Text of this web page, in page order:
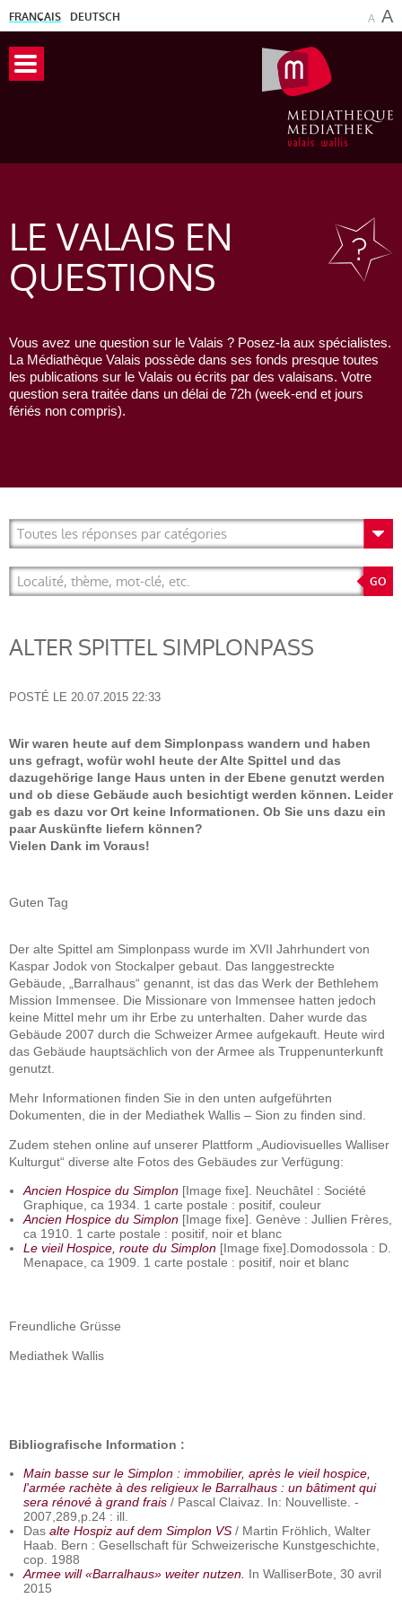
FRANÇAIS DEUTSCH A A
LE VALAIS EN
QUESTIONS
Vous avez une question sur le Valais ? Posez-la aux spécialistes.
La Médiathèque Valais possède dans ses fonds presque toutes
les publications sur le Valais ou écrits par des valaisans. Votre
question sera traitée dans un délai de 72h (week-end et jours
fériés non compris).
ALTER SPITTEL SIMPLONPASS
POSTÉ LE 20.07.2015 22:33
Wir waren heute auf dem Simplonpass wandern und haben
uns gefragt, wofür wohl heute der Alte Spittel und das
dazugehörige lange Haus unten in der Ebene genutzt werden
und ob diese Gebäude auch besichtigt werden können. Leider
gab es dazu vor Ort keine Informationen. Ob Sie uns dazu ein
paar Auskünfte liefern können?
Vielen Dank im Voraus!
Guten Tag
Der alte Spittel am Simplonpass wurde im XVII Jahrhundert von
Kaspar Jodok von Stockalper gebaut. Das langgestreckte
Gebäude, „Barralhaus“ genannt, ist das das Werk der Bethlehem
Mission Immensee. Die Missionare von Immensee hatten jedoch
keine Mittel mehr um ihr Erbe zu unterhalten. Daher wurde das
Gebäude 2007 durch die Schweizer Armee aufgekauft. Heute wird
das Gebäude hauptsächlich von der Armee als Truppenunterkunft
genutzt.
Mehr Informationen finden Sie in den unten aufgeführten
Dokumenten, die in der Mediathek Wallis – Sion zu finden sind.
Zudem stehen online auf unserer Plattform „Audiovisuelles Walliser
Kulturgut“ diverse alte Fotos des Gebäudes zur Verfügung:
Ancien Hospice du Simplon [Image fixe]. Neuchâtel : Société
Graphique, ca 1934. 1 carte postale : positif, couleur
Ancien Hospice du Simplon [Image fixe]. Genève : Jullien Frères,
ca 1910. 1 carte postale : positif, noir et blanc
Le vieil Hospice, route du Simplon [Image fixe].Domodossola : D.
Menapace, ca 1909. 1 carte postale : positif, noir et blanc
Freundliche Grüsse
Mediathek Wallis
Bibliografische Information :
Main basse sur le Simplon : immobilier, après le vieil hospice,
l'armée rachète à des religieux le Barralhaus : un bâtiment qui
sera rénové à grand frais / Pascal Claivaz. In: Nouvelliste. -
2007,289,p.24 : ill.
Das alte Hospiz auf dem Simplon VS / Martin Fröhlich, Walter
Haab. Bern : Gesellschaft für Schweizerische Kunstgeschichte,
cop. 1988
Armee will «Barralhaus» weiter nutzen. In WalliserBote, 30 avril
2015